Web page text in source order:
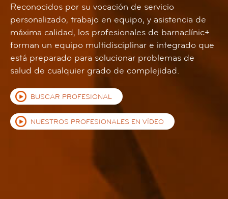
Reconocidos por su vocación de servicio
personalizado, trabajo en equipo, y asistencia de
máxima calidad, los profesionales de barnaclínic+
forman un equipo multidisciplinar e integrado que
está preparado para solucionar problemas de
salud de cualquier grado de complejidad.
BUSCAR PROFESIONAL
NUESTROS PROFESIONALES EN VÍDEO